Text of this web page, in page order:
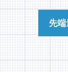
2024.07.03
10月28日ー
先